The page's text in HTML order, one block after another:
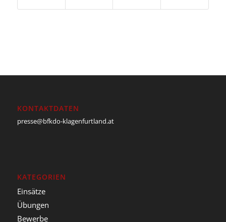
KONTAKTDATEN
presse@bfkdo-klagenfurtland.at
KATEGORIEN
Einsätze
Übungen
Bewerbe